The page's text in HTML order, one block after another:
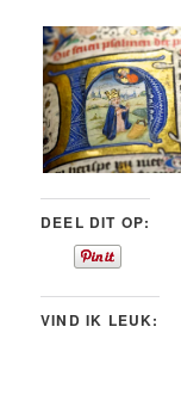
DEEL DIT OP:
VIND IK LEUK: